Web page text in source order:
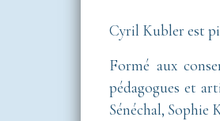
Cyril Kubler est
Formé aux
pédagogues et
Sénéchal, Sophie